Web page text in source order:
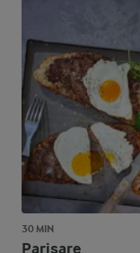
30 MIN
Parisare